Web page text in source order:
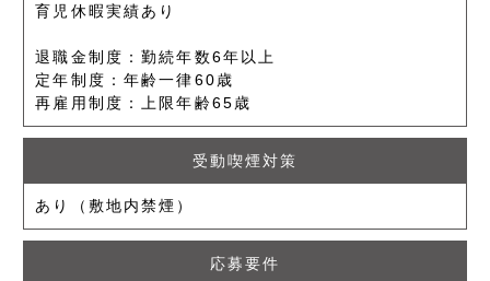
育児休暇実績あり
退職金制度：勤続年数6年以上
定年制度：年齢一律60歳
再雇用制度：上限年齢65歳
受動喫煙対策
あり（敷地内禁煙）
応募要件